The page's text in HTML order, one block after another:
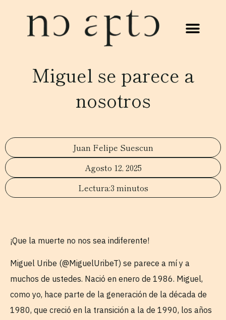
Miguel se parece a
nosotros
Juan Felipe Suescun
Agosto 12, 2025
3 minutos
¡Que la muerte no nos sea indiferente!
Miguel Uribe (@MiguelUribeT) se parece a mí y a
muchos de ustedes. Nació en enero de 1986. Miguel,
como yo, hace parte de la generación de la década de
1980, que creció en la transición a la de 1990, los años